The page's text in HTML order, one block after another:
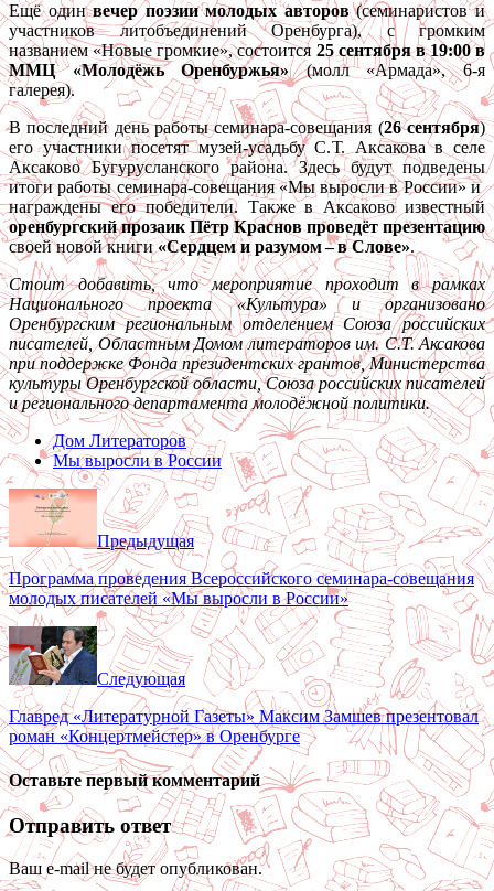
Ещё одинвечер поэзии молодых авторов(семинаристов и
участников литобъединений Оренбурга), с громким
названием «Новые громкие», состоится 25 сентября в 19:00 в
ММЦ «Молодёжь Оренбуржья»(молл «Армада», 6-я
галерея).
В последний день работы семинара-совещания (26 сентября)
его участники посетят музей-усадьбу С. Т. Аксакова в селе
Аксаково Бугурусланского района. Здесь будут подведены
итоги работы семинара-совещания «Мы выросли в России» и
награждены его победители. Также в Аксаково известный
оренбургский прозаик Пётр Краснов проведёт презентацию
своей новой книги«Сердцем и разумом – ​в Слове».
Стоит добавить, что мероприятие проходит в рамках
Национального проекта «Культура» и организовано
Оренбургским региональным отделением Союза российских
писателей, Областным Домом литераторов им. С.Т. Аксакова
при поддержке Фонда президентских грантов, Министерства
культуры Оренбургской области, Союза российских писателей
и регионального департамента молодёжной политики.
Дом Литераторов
Мы выросли в России
Предыдущая
Программа проведения Всероссийского семинара-совещания
молодых писателей «Мы выросли в России»
Следующая
Главред «Литературной Газеты» Максим Замшев презентовал
роман «Концертмейстер» в Оренбурге
Оставьте первый комментарий
Отправить ответ
Ваш e-mail не будет опубликован.